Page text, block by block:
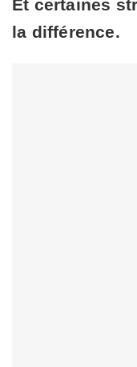
Et certaines
la différence.